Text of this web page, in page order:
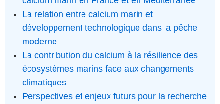
La relation entre calcium marin et
développement technologique dans la pêche
moderne
La contribution du calcium à la résilience des
écosystèmes marins face aux changements
climatiques
Perspectives et enjeux futurs pour la recherche